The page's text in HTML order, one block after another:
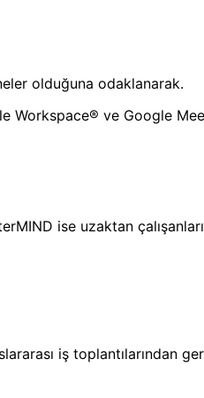
olduğuna odaklanarak.
Workspace® ve Google
ise uzaktan
iş toplantılarından